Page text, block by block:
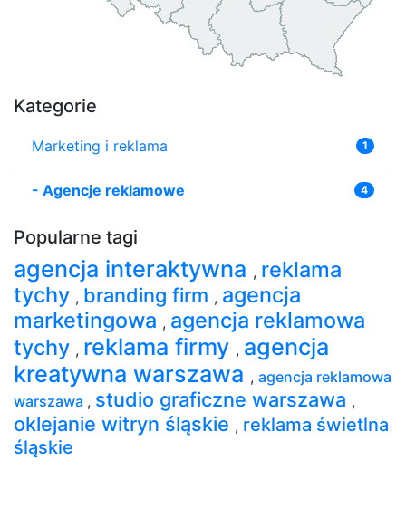
Kategorie
Marketing i reklama 1
- Agencje reklamowe 4
Popularne tagi
agencja interaktywna , reklama
tychy , branding firm , agencja
marketingowa , agencja reklamowa
tychy , reklama firmy , agencja
kreatywna warszawa , agencja reklamowa
warszawa , studio graficzne warszawa ,
oklejanie witryn śląskie , reklama świetlna
śląskie